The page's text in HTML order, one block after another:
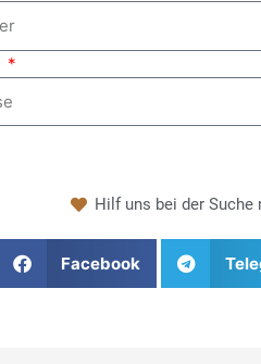
Hilf uns bei der Suche
Facebook